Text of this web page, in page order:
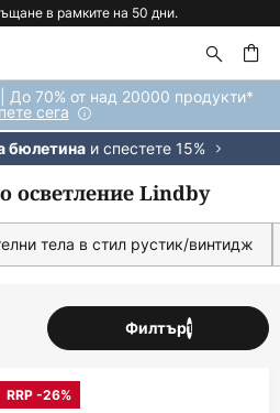
доставка над 92 €.
| До 70% от над 20000 продукти*
сега
бюлетинаи спестете 15%
осветление Lindby
тела в стил рустик/винтидж
Филтър1
RRP -26%